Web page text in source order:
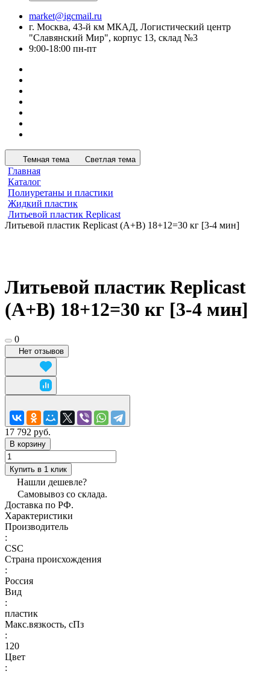
market@igcmail.ru
г. Москва, 43-й км МКАД, Логистический центр
"Славянский Мир", корпус 13, склад №3
9:00-18:00 пн-пт
Темная тема Светлая тема
Главная
Каталог
Полиуретаны и пластики
Жидкий пластик
Литьевой пластик Replicast
Литьевой пластик Replicast (А+В) 18+12=30 кг [3-4 мин]
Литьевой пластик Replicast
(А+В) 18+12=30 кг [3-4 мин]
0
Нет отзывов
17 792 руб.
В корзину
Купить в 1 клик
Нашли дешевле?
Самовывоз со склада.
Доставка по РФ.
Характеристики
Производитель
:
CSC
Страна происхождения
:
Россия
Вид
:
пластик
Макс.вязкoсть, сПз
:
120
Цвет
: